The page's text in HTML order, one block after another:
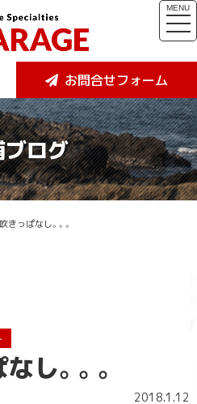
お問合せフォーム
MENU
ログ
きっぱなし。。。
し。。。
2018.1.12